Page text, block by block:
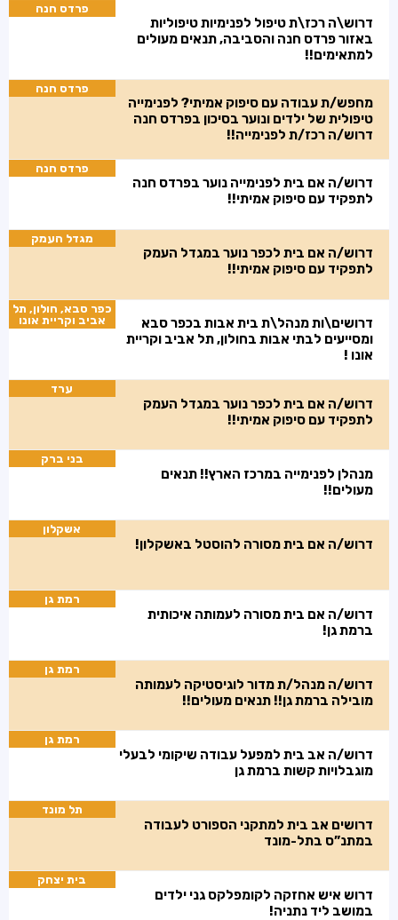
דרוש\ה רכז\ת טיפול לפנימיות טיפוליות
באזור פרדס חנה והסביבה, תנאים מעולים
למתאימים!!
פרדס חנה
מחפש/ת עבודה עם סיפוק אמיתי? לפנימייה
טיפולית של ילדים ונוער בסיכון בפרדס חנה
דרוש/ה רכז/ת לפנימייה!!
פרדס חנה
דרוש/ה אם בית לפנימייה נוער בפרדס חנה
לתפקיד עם סיפוק אמיתי!!
פרדס חנה
דרוש/ה אם בית לכפר נוער במגדל העמק
לתפקיד עם סיפוק אמיתי!!
מגדל העמק
דרושים\ות מנהל\ת בית אבות בכפר סבא
ומסייעים לבתי אבות בחולון, תל אביב וקריית
אונו !
כפר סבא, חולון, תל
אביב וקריית אונו
דרוש/ה אם בית לכפר נוער במגדל העמק
לתפקיד עם סיפוק אמיתי!!
ערד
מנהלן לפנימייה במרכז הארץ!! תנאים
מעולים!!
בני ברק
דרוש/ה אם בית מסורה להוסטל באשקלון!
אשקלון
דרוש/ה אם בית מסורה לעמותה איכותית
ברמת גן!
רמת גן
דרוש/ה מנהל/ת מדור לוגיסטיקה לעמותה
מובילה ברמת גן!! תנאים מעולים!!
רמת גן
דרוש/ה אב בית למפעל עבודה שיקומי לבעלי
מוגבלויות קשות ברמת גן
רמת גן
דרושים אב בית למתקני הספורט לעבודה
במתנ”ס בתל-מונד
תל מונד
דרוש איש אחזקה לקומפלקס גני ילדים
במושב ליד נתניה!
בית יצחק